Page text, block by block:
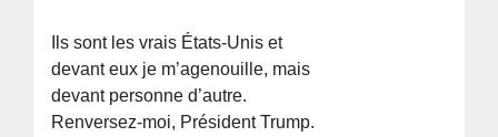
Ils sont les vrais États-Unis et
devant eux je m’agenouille, mais
devant personne d’autre.
Renversez-moi, Président Trump.